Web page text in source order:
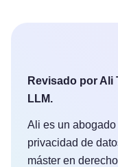
Revisado por Ali
LLM.
Ali es un
privacidad de
máster en